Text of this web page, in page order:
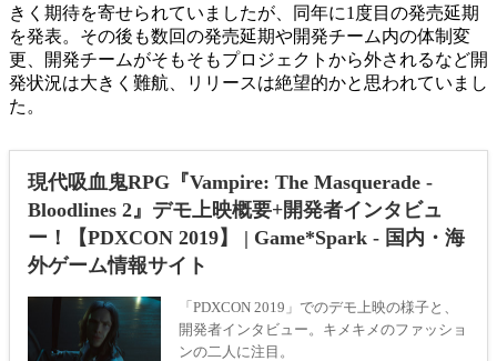
きく期待を寄せられていましたが、同年に1度目の発売延期
を発表。その後も数回の発売延期や開発チーム内の体制変
更、開発チームがそもそもプロジェクトから外されるなど開
発状況は大きく難航、リリースは絶望的かと思われていまし
た。
現代吸血鬼RPG『Vampire: The Masquerade -
Bloodlines 2』デモ上映概要+開発者インタビュ
ー！【PDXCON 2019】 | Game*Spark - 国内・海
外ゲーム情報サイト
「PDXCON 2019」でのデモ上映の様子と、
開発者インタビュー。キメキメのファッショ
ンの二人に注目。